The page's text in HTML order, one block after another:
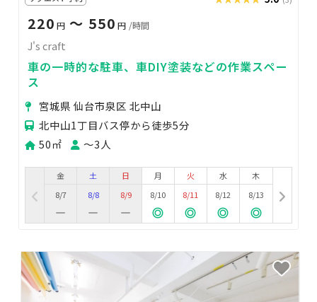
220 円 〜 550 円 /時間
J's craft
車の一時的な駐車、車DIY塗装などの作業スペー
ス
宮城県 仙台市泉区 北中山
北中山1丁目バス停から徒歩5分
50㎡
〜3人
金
8/7
土
8/8
日
8/9
月
8/10
火
8/11
水
8/12
木
8/13